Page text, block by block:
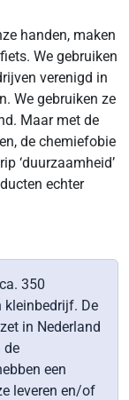
handen, maken
We gebruiken
verenigd in
We gebruiken ze
Maar met de
de chemiefobie
‘duurzaamheid’
echter
350
kleinbedrijf. De
in Nederland
de
een
leveren en/of